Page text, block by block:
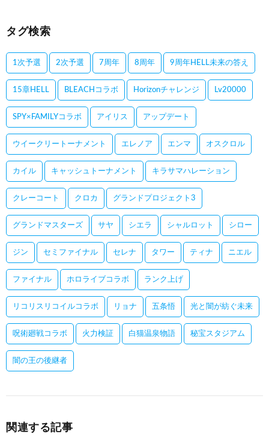
タグ検索
1次予選 2次予選 7周年 8周年 9周年HELL未来の答え
15章HELL BLEACHコラボ Horizonチャレンジ Lv20000
SPY×FAMILYコラボ アイリス アップデート
ウイークリートーナメント エレノア エンマ オスクロル
カイル キャッシュトーナメント キラサマハレーション
クレーコート クロカ グランドプロジェクト3
グランドマスターズ サヤ シエラ シャルロット シロー
ジン セミファイナル セレナ タワー ティナ ニエル
ファイナル ホロライブコラボ ランク上げ
リコリスリコイルコラボ リョナ 五条悟 光と闇が紡ぐ未来
呪術廻戦コラボ 火力検証 白猫温泉物語 秘宝スタジアム
闇の王の後継者
関連する記事